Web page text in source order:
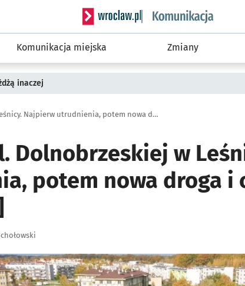
Serwis informacyjny wroclaw.pl
Komunikacja miejska Zmiany
inaczej
Remont ul. Dolnobrzeskiej w Leśnicy. Najpierw utrudnienia, potem nowa droga i chodniki [OBJAZDY]
Dolnobrzeskiej w
potem nowa droga i